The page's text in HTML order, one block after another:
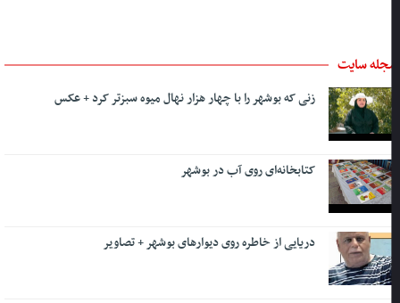
سایت
زنی که بوشهر را با چهار هزار نهال میوه سبزتر کرد + عکس
کتابخانه‌ای روی آب در بوشهر
دریایی از خاطره روی دیوارهای بوشهر + تصاویر